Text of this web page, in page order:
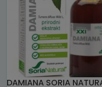
DAMIANA SORIA